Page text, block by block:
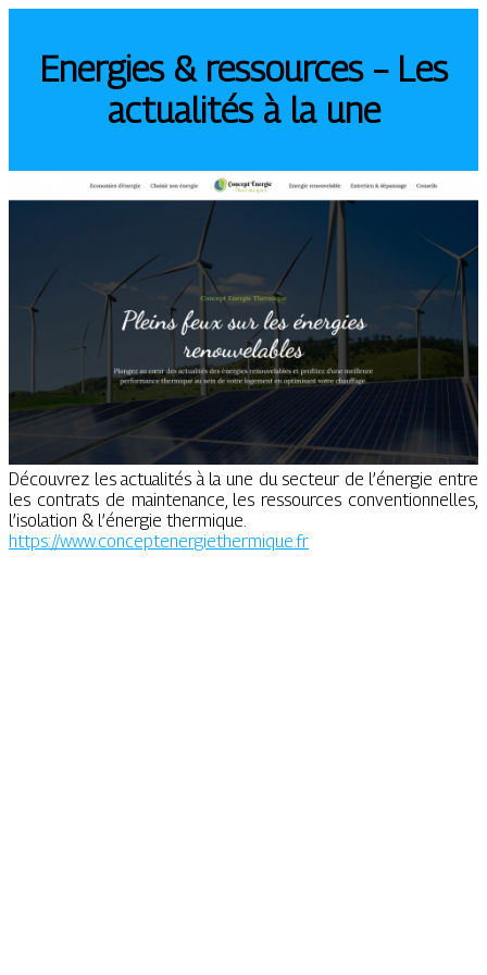
Energies & ressources – Les
actualités à la une
Découvrez les actualités à la une du secteur de l’énergie entre
les contrats de maintenance, les ressources conventionnelles,
l’isolation & l’énergie thermique.
https://www.conceptenergiethermique.fr